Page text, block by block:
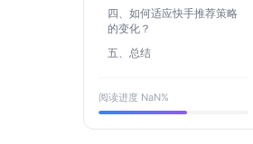
四、如何适应快手推荐策略
的变化？
五、总结
阅读进度 NaN%